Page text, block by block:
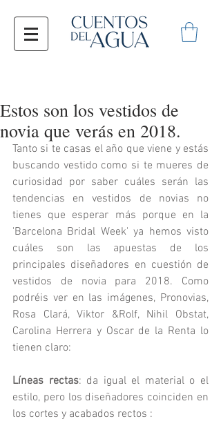
Estos son los vestidos de
novia que verás en 2018.
Tanto si te casas el año que viene y estás
buscando vestido como si te mueres de
curiosidad por saber cuáles serán las
tendencias en vestidos de novias no
tienes que esperar más porque en la
'Barcelona Bridal Week' ya hemos visto
cuáles son las apuestas de los
principales diseñadores en cuestión de
vestidos de novia para 2018. Como
podréis ver en las imágenes, Pronovias,
Rosa Clará, Viktor &Rolf, Nihil Obstat,
Carolina Herrera y Oscar de la Renta lo
tienen claro:
Líneas rectas: da igual el material o el
estilo, pero los diseñadores coinciden en
los cortes y acabados rectos :